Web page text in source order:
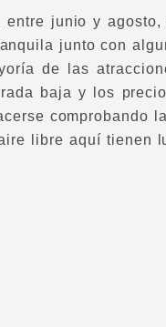
entre junio y
junto con
de las
baja y los
comprobando
libre aquí tienen